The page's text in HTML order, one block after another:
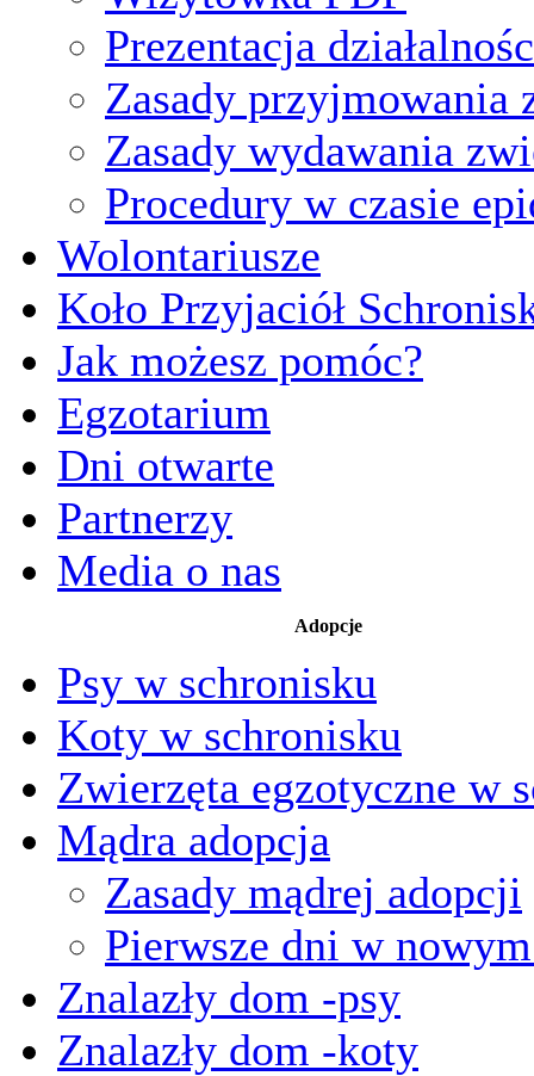
Prezentacja
Zasady przyjmowania
Zasady wydawania
Procedury w czasie
Wolontariusze
Koło Przyjaciół
Jak możesz pomóc?
Egzotarium
Dni otwarte
Partnerzy
Media o nas
Adopcje
Psy w schronisku
Koty w schronisku
Zwierzęta egzotyczne w
Mądra adopcja
Zasady mądrej adopcji
Pierwsze dni w
Znalazły dom -psy
Znalazły dom -koty